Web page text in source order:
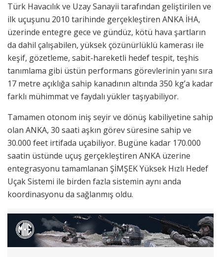
Türk Havacılık ve Uzay Sanayii tarafından geliştirilen ve
ilk uçuşunu 2010 tarihinde gerçekleştiren ANKA İHA,
üzerinde entegre gece ve gündüz, kötü hava şartların
da dahil çalışabilen, yüksek çözünürlüklü kamerası ile
keşif, gözetleme, sabit-hareketli hedef tespit, teşhis
tanımlama gibi üstün performans görevlerinin yanı sıra
17 metre açıklığa sahip kanadının altında 350 kg’a kadar
farklı mühimmat ve faydalı yükler taşıyabiliyor.
Tamamen otonom iniş seyir ve dönüş kabiliyetine sahip
olan ANKA, 30 saati aşkın görev süresine sahip ve
30.000 feet irtifada uçabiliyor. Bugüne kadar 170.000
saatin üstünde uçuş gerçekleştiren ANKA üzerine
entegrasyonu tamamlanan ŞİMŞEK Yüksek Hızlı Hedef
Uçak Sistemi ile birden fazla sistemin aynı anda
koordinasyonu da sağlanmış oldu.